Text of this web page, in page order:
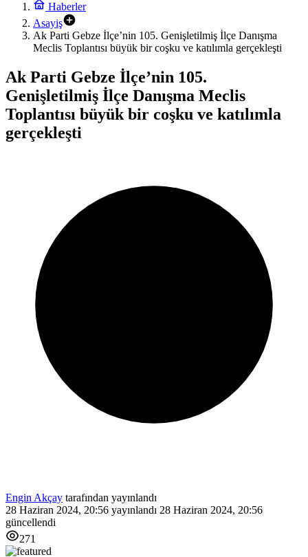
Haberler
Asayiş
Ak Parti Gebze İlçe’nin 105. Genişletilmiş İlçe Danışma
Meclis Toplantısı büyük bir coşku ve katılımla gerçekleşti
Ak Parti Gebze İlçe’nin 105.
Genişletilmiş İlçe Danışma Meclis
Toplantısı büyük bir coşku ve katılımla
gerçekleşti
Engin Akçay tarafından yayınlandı
28 Haziran 2024, 20:56 yayınlandı 28 Haziran 2024, 20:56
güncellendi
271